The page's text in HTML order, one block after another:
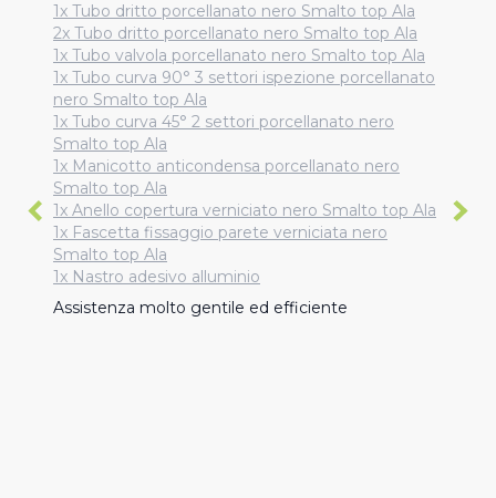
1x Tubo dritto porcellanato nero Smalto top Ala
2x Tubo dritto porcellanato nero Smalto top Ala
1x Tubo valvola porcellanato nero Smalto top Ala
1x Tubo curva 90° 3 settori ispezione porcellanato
nero Smalto top Ala
1x Tubo curva 45° 2 settori porcellanato nero
Smalto top Ala
1x Manicotto anticondensa porcellanato nero
Smalto top Ala
1x Anello copertura verniciato nero Smalto top Ala
1x Fascetta fissaggio parete verniciata nero
Smalto top Ala
1x Nastro adesivo alluminio
Assistenza molto gentile ed efficiente